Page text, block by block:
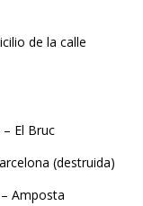
de la calle
– El Bruc
(destruida)
Amposta